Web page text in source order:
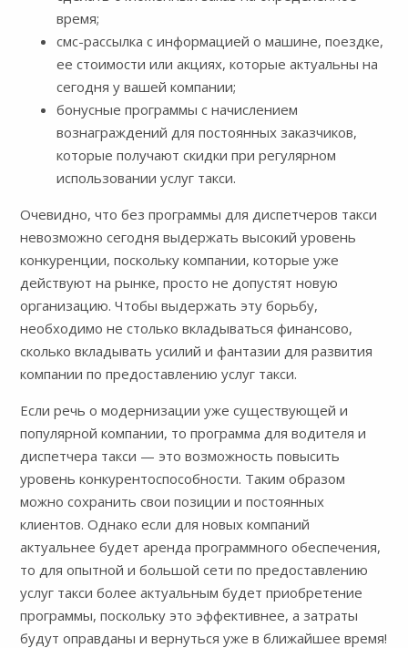
время;
смс-рассылка с информацией о машине, поездке,
ее стоимости или акциях, которые актуальны на
сегодня у вашей компании;
бонусные программы с начислением
вознаграждений для постоянных заказчиков,
которые получают скидки при регулярном
использовании услуг такси.
Очевидно, что без программы для диспетчеров такси
невозможно сегодня выдержать высокий уровень
конкуренции, поскольку компании, которые уже
действуют на рынке, просто не допустят новую
организацию. Чтобы выдержать эту борьбу,
необходимо не столько вкладываться финансово,
сколько вкладывать усилий и фантазии для развития
компании по предоставлению услуг такси.
Если речь о модернизации уже существующей и
популярной компании, то программа для водителя и
диспетчера такси — это возможность повысить
уровень конкурентоспособности. Таким образом
можно сохранить свои позиции и постоянных
клиентов. Однако если для новых компаний
актуальнее будет аренда программного обеспечения,
то для опытной и большой сети по предоставлению
услуг такси более актуальным будет приобретение
программы, поскольку это эффективнее, а затраты
будут оправданы и вернуться уже в ближайшее время!